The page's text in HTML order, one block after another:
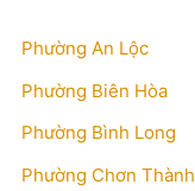
Phường An Lộc
Phường Biên Hòa
Phường Bình Long
Phường Chơn Thành